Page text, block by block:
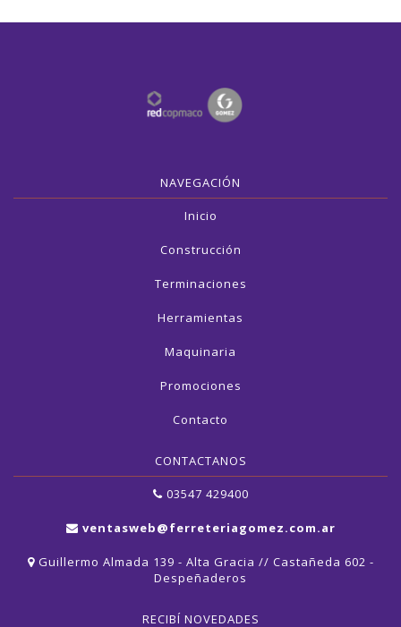
NAVEGACIÓN
Inicio
Construcción
Terminaciones
Herramientas
Maquinaria
Promociones
Contacto
CONTACTANOS
03547 429400
ventasweb@ferreteriagomez.com.ar
Guillermo Almada 139 - Alta Gracia // Castañeda 602 -
Despeñaderos
RECIBÍ NOVEDADES